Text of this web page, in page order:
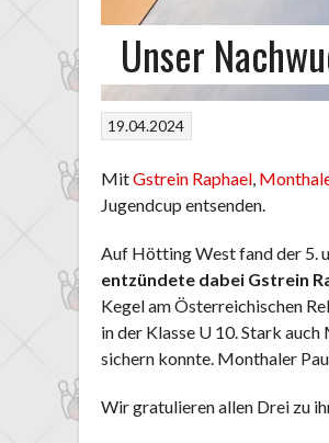
Unser
19.04.2024
MitGstrein Raphael,
Jugendcup entsenden.
Auf Hötting West fand der 5.
entzündete dabei Gstrein
Kegel am Österreichischen
in der Klasse U 10. Stark
sichern konnte. Monthaler
Wir gratulieren allen Drei zu